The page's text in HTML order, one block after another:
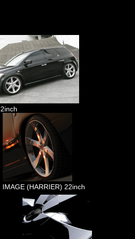
IMAGE (HARRIER) 22inch